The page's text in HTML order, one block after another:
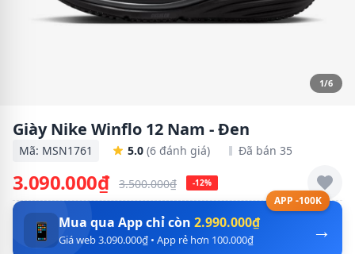
1/6
Giày Nike Winflo 12 Nam - Đen
Mã: MSN1761 5.0 (6 đánh giá) Đã bán 35
3.090.000₫ 3.500.000₫ -12%
APP -100K
→
📱 Mua qua App chỉ còn 2.990.000₫
Giá web 3.090.000₫ • App rẻ hơn 100.000₫